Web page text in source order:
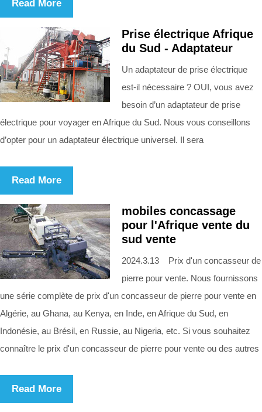
Read More
Prise électrique Afrique
du Sud - Adaptateur
Un adaptateur de prise électrique
est-il nécessaire ? OUI, vous avez
besoin d’un adaptateur de prise
électrique pour voyager en Afrique du Sud. Nous vous conseillons
d’opter pour un adaptateur électrique universel. Il sera
Read More
mobiles concassage
pour l'Afrique vente du
sud vente
2024.3.13 Prix d'un concasseur de
pierre pour vente. Nous fournissons
une série complète de prix d'un concasseur de pierre pour vente en
Algérie, au Ghana, au Kenya, en Inde, en Afrique du Sud, en
Indonésie, au Brésil, en Russie, au Nigeria, etc. Si vous souhaitez
connaître le prix d'un concasseur de pierre pour vente ou des autres
Read More